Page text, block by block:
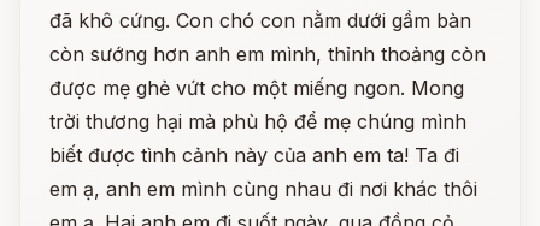
đã khô cứng. Con chó con nằm dưới gầm bàn
còn sướng hơn anh em mình, thỉnh thoảng còn
được mẹ ghẻ vứt cho một miếng ngon. Mong
trời thương hại mà phù hộ để mẹ chúng mình
biết được tình cảnh này của anh em ta! Ta đi
em ạ, anh em mình cùng nhau đi nơi khác thôi